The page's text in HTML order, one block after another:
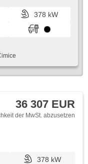
El.
Antrieb
378 kW
36 307 EUR
der MwSt. abzusetzen
378 kW